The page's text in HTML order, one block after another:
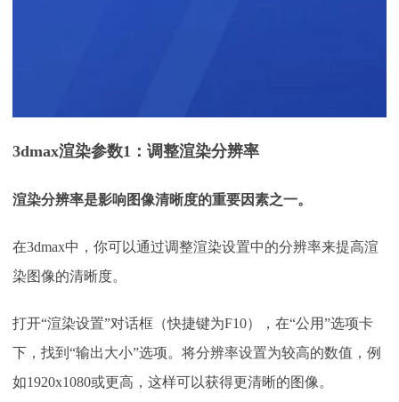
3dmax渲染参数1： 调整渲染分辨率
渲染分辨率是影响图像清晰度的重要因素之一。
在3dmax中，你可以通过调整渲染设置中的分辨率来提高渲
染图像的清晰度。
打开“渲染设置”对话框（快捷键为F10），在“公用”选项卡
下，找到“输出大小”选项。将分辨率设置为较高的数值，例
如1920x1080或更高，这样可以获得更清晰的图像。